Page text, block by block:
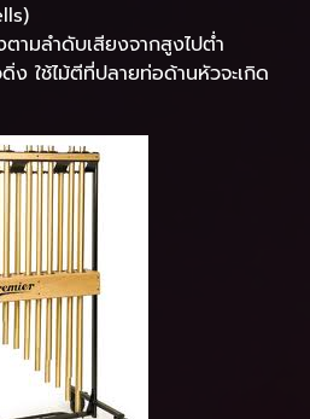
ตามลำดับเสียงจากสูงไปต่ำ
ง ใช้ไม้ตีที่ปลายท่อด้านหัวจะเกิด